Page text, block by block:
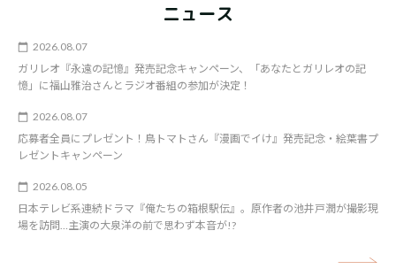
ニュース
2026.08.07
ガリレオ『永遠の記憶』発売記念キャンペーン、「あなたとガリレオの記
憶」に福山雅治さんとラジオ番組の参加が決定！
2026.08.07
応募者全員にプレゼント！鳥トマトさん『漫画でイけ』発売記念・絵葉書プ
レゼントキャンペーン
2026.08.05
日本テレビ系連続ドラマ『俺たちの箱根駅伝』。原作者の池井戸潤が撮影現
場を訪問…主演の大泉洋の前で思わず本音が!?